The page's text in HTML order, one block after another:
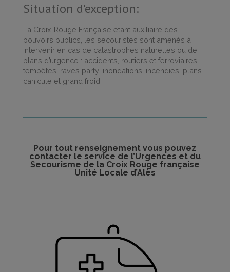
Situation d'exception:
La Croix-Rouge Française étant auxiliaire des
pouvoirs publics, les secouristes sont amenés à
intervenir en cas de catastrophes naturelles ou de
plans d’urgence : accidents, routiers et ferroviaires;
tempêtes; raves party; inondations; incendies; plans
canicule et grand froid…
Pour tout renseignement vous pouvez
contacter le service de l’Urgences et du
Secourisme de la Croix Rouge française
Unité Locale d’Alès